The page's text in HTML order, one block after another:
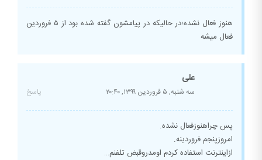
هنوز فعال نشده؛در حالیکه در پیامشون گفته شده بود از ۵ فروردین
فعال میشه
علی
سه شنبه, ۵ فروردین ۱۳۹۹, ۲۰:۴۰ پاسخ
پس چراهنوزفعال نشده.
امروزپنجم فروردینه.
ازاینترنت استفاده کردم اومدروقبض تلفنم…